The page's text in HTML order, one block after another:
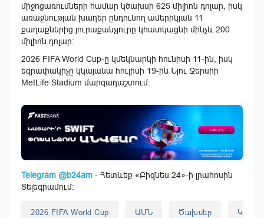
միջոցառումների համար կծախսի 625 միլիոն դոլար, իսկ
առաջնության խաղեր ընդունող ամերիկյան 11
քաղաքներից յուրաքանչյուրը կհատկացնի մինչև 200
միլիոն դոլար։
2026 FIFA World Cup-ը կմեկնարկի հունիսի 11-ին, իսկ
եզրափակիչը կկայանա հուլիսի 19-ին Նյու Ջերսիի
MetLife Stadium մարզադաշտում։
Telegram @b24am - Հետևեք «Բիզնես 24»-ի լրահոսին
Տելեգրամում:
2026 FIFA World Cup ԱՄՆ Ծախսեր